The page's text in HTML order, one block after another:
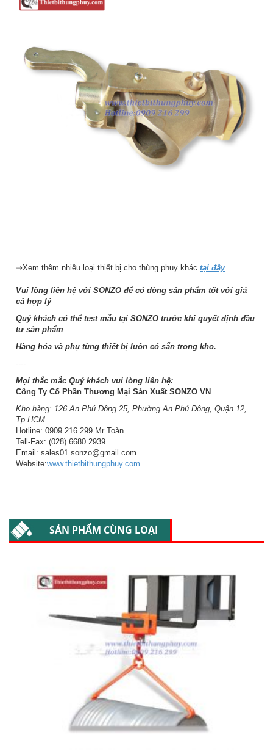
⇒Xem thêm nhiều loại thiết bị cho thùng phuy khác tại đây.
Vui lòng liên hệ với SONZO để có dòng sản phẩm tốt với giá
cả hợp lý
Quý khách có thể test mẫu tại SONZO trước khi quyết định đầu
tư sản phẩm
Hàng hóa và phụ tùng thiết bị luôn có sẵn trong kho.
----
Mọi thắc mắc Quý khách vui lòng liên hệ:
Công Ty Cổ Phần Thương Mại Sản Xuất SONZO VN
Kho hàng: 126 An Phú Đông 25, Phường An Phú Đông, Quận 12,
Tp HCM.
Hotline: 0909 216 299 Mr Toàn
Tell-Fax: (028) 6680 2939
Email: sales01.sonzo@gmail.com
Website:www.thietbithungphuy.com
SẢN PHẨM CÙNG LOẠI